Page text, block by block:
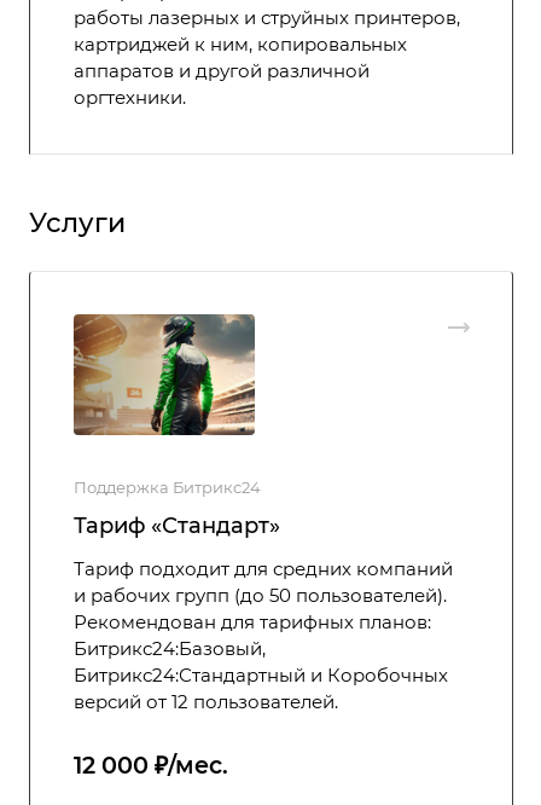
работы лазерных и струйных принтеров,
картриджей к ним, копировальных
аппаратов и другой различной
оргтехники.
Услуги
Поддержка Битрикс24
Тариф «Стандарт»
Тариф подходит для средних компаний
и рабочих групп (до 50 пользователей).
Рекомендован для тарифных планов:
Битрикс24:Базовый,
Битрикс24:Стандартный и Коробочных
версий от 12 пользователей.
12 000 ₽/мес.